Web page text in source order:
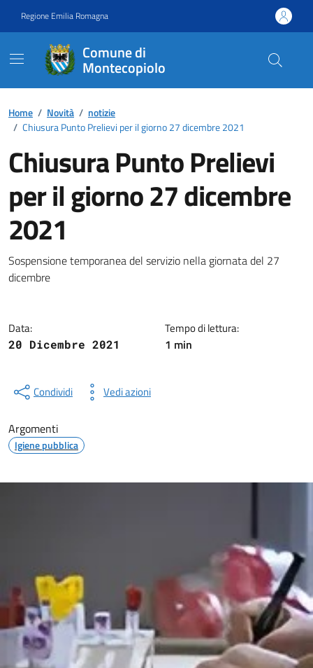
Regione Emilia Romagna
Comune di
Montecopiolo
Contenuti in evidenza
Home / Novità / notizie
/ Chiusura Punto Prelievi per il giorno 27 dicembre 2021
Chiusura Punto Prelievi
per il giorno 27 dicembre
2021
Dettagli della notizia
Sospensione temporanea del servizio nella giornata del 27
dicembre
Data:
20 Dicembre 2021
Tempo di lettura:
1 min
Condividi Vedi azioni
Argomenti
Igiene pubblica